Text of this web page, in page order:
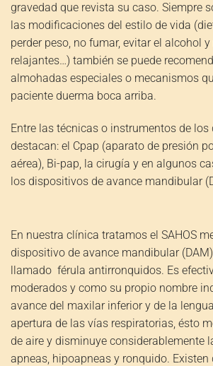
gravedad que revista su caso. Siempre
las modificaciones del estilo de vida
perder peso, no fumar, evitar el alcohol
relajantes…) también se puede
almohadas especiales o mecanismos
paciente duerma boca arriba.
Entre las técnicas o instrumentos de los
destacan: el Cpap (aparato de presión
aérea), Bi-pap, la cirugía y en algunos
los dispositivos de avance mandibular
En nuestra clínica tratamos el SAHOS
dispositivo de avance mandibular
llamado férula antirronquidos. Es
moderados y como su propio nombre
avance del maxilar inferior y de la
apertura de las vías respiratorias, ésto
de aire y disminuye considerablemente
apneas, hipoapneas y ronquido.